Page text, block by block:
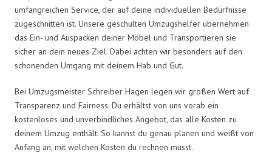
umfangreichen Service, der auf deine individuellen Bedürfnisse
zugeschnitten ist. Unsere geschulten Umzugshelfer übernehmen
das Ein- und Auspacken deiner Möbel und Transportieren sie
sicher an dein neues Ziel. Dabei achten wir besonders auf den
schonenden Umgang mit deinem Hab und Gut.
Bei Umzugsmeister Schreiber Hagen legen wir großen Wert auf
Transparenz und Fairness. Du erhältst von uns vorab ein
kostenloses und unverbindliches Angebot, das alle Kosten zu
deinem Umzug enthält. So kannst du genau planen und weißt von
Anfang an, mit welchen Kosten du rechnen musst.